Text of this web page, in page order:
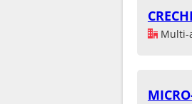
Multi-